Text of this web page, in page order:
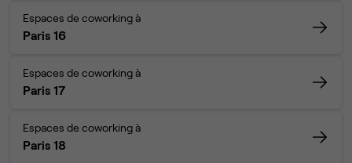
Espaces de coworking à
Paris 16
Espaces de coworking à
Paris 17
Espaces de coworking à
Paris 18